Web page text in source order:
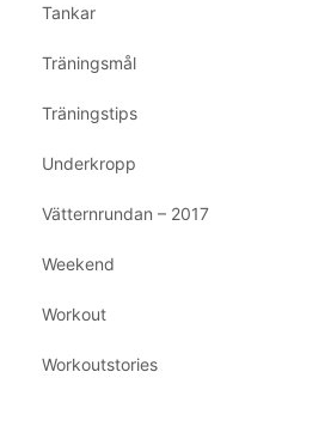
Tankar
Träningsmål
Träningstips
Underkropp
Vätternrundan – 2017
Weekend
Workout
Workoutstories